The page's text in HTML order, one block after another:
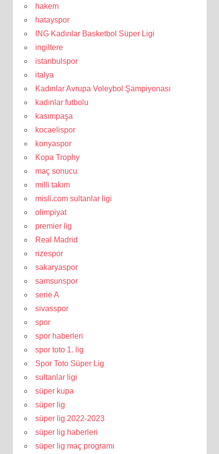
hakem
hatayspor
ING Kadınlar Basketbol Süper Ligi
ingiltere
istanbulspor
italya
Kadınlar Avrupa Voleybol Şampiyonası
kadınlar futbolu
kasımpaşa
kocaelispor
konyaspor
Kopa Trophy
maç sonucu
milli takım
misli.com sultanlar ligi
olimpiyat
premier lig
Real Madrid
rizespor
sakaryaspor
samsunspor
serie A
sivasspor
spor
spor haberleri
spor toto 1. lig
Spor Toto Süper Lig
sultanlar ligi
süper kupa
süper lig
süper lig 2022-2023
süper lig haberleri
süper lig maç programı